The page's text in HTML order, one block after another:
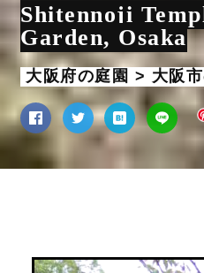
Shitennoji
Garden, Osaka
大阪府の庭園 > 大阪